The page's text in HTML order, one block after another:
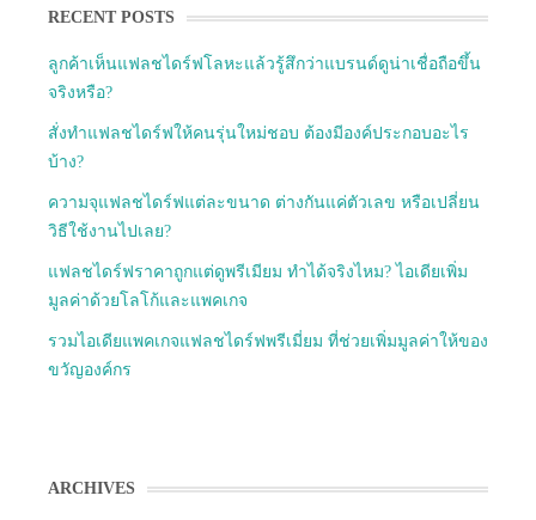
RECENT POSTS
ลูกค้าเห็นแฟลชไดร์ฟโลหะแล้วรู้สึกว่าแบรนด์ดูน่าเชื่อถือขึ้น
จริงหรือ?
สั่งทำแฟลชไดร์ฟให้คนรุ่นใหม่ชอบ ต้องมีองค์ประกอบอะไร
บ้าง?
ความจุแฟลชไดร์ฟแต่ละขนาด ต่างกันแค่ตัวเลข หรือเปลี่ยน
วิธีใช้งานไปเลย?
แฟลชไดร์ฟราคาถูกแต่ดูพรีเมียม ทำได้จริงไหม? ไอเดียเพิ่ม
มูลค่าด้วยโลโก้และแพคเกจ
รวมไอเดียแพคเกจแฟลชไดร์ฟพรีเมี่ยม ที่ช่วยเพิ่มมูลค่าให้ของ
ขวัญองค์กร
ARCHIVES